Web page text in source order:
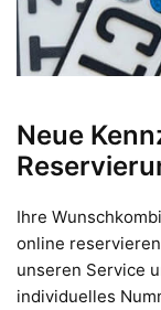
Neue
Ihre
online
unseren Service
individuelles